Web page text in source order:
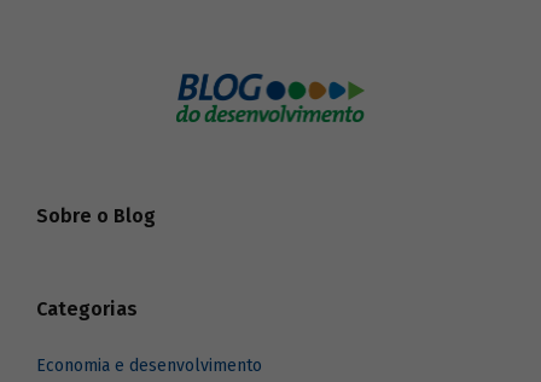
fundamental para estruturar políticas
bem focalizadas.
Sobre o Blog
Categorias
Economia e desenvolvimento